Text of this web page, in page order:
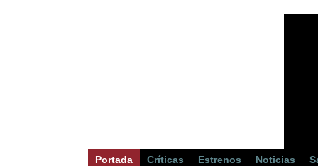
Portada Críticas Estrenos Noticias